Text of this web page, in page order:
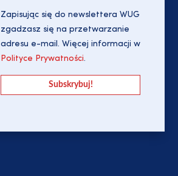
Zapisując się do newslettera WUG
zgadzasz się na przetwarzanie
adresu e-mail. Więcej informacji w
Polityce Prywatności.